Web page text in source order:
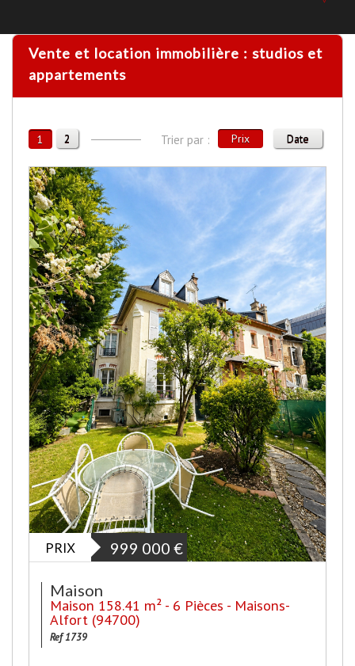
Vente et location immobilière : studios et
appartements
1 2 Trier par : Prix Date
PRIX 999 000 €
Maison
Maison 158.41 m² - 6 Pièces - Maisons-
Alfort (94700)
Ref 1739